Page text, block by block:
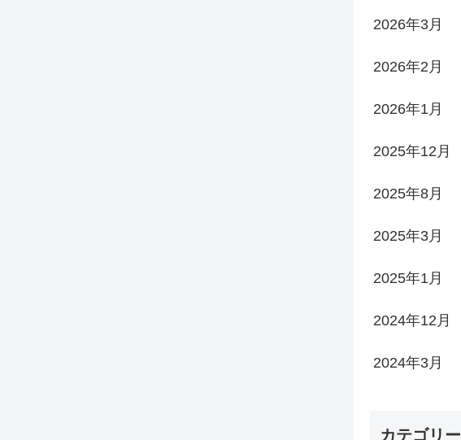
2026年3月
2026年2月
2026年1月
2025年12月
2025年8月
2025年3月
2025年1月
2024年12月
2024年3月
カテゴリー